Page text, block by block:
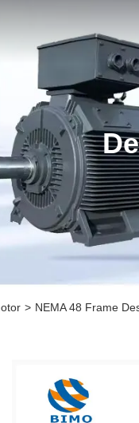
> NEMA 48 Frame